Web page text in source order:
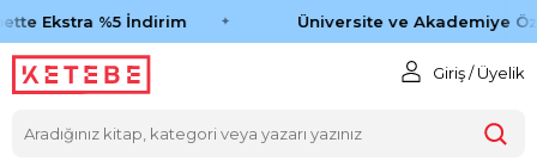
Ekstra %5 İndirim Üniversite ve Akademiye
Giriş / Üyelik